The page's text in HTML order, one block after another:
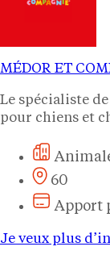
MÉDOR ET
Le spécialiste
pour chiens et
60
Apport
Je veux plus